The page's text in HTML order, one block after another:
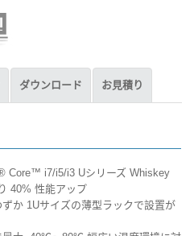
ダウンロード お見積り
Core™ i7/i5/i3 Uシリーズ Whiskey
40% 性能アップ
か 1Uサイズの薄型ラックで設置が